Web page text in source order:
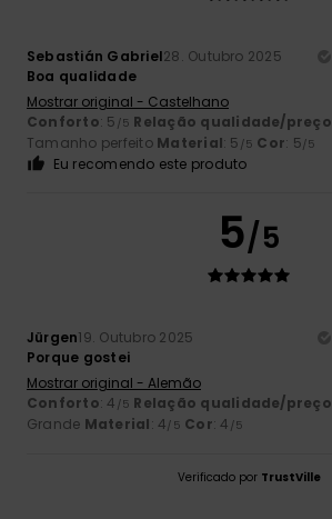
Sebastián Gabriel28. Outubro 2025
Boa qualidade
Mostrar original - Castelhano
Conforto: 5 /5 Relação qualidade/preço
Tamanho perfeito Material: 5 /5 Cor: 5/5
Eu recomendo este produto
5/5
Jürgen19. Outubro 2025
Porque gostei
Mostrar original - Alemão
Conforto: 4 /5 Relação qualidade/preço
Grande Material: 4/5 Cor: 4 /5
Verificado por TrustVille